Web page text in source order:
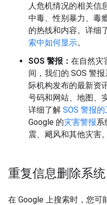
人危机情况的相关信
中毒、性别暴力、毒
的热线和内容。详细
索中如何显示。
SOS 警报： 在自然灾
间，我们的 SOS 警
际机构发布的最新资
号码和网站、地图、
详细了解 SOS 警报
Google 的灾害警报系
震、飓风和其他灾害。
重复信息删除系统
在 Google 上搜索时，您可